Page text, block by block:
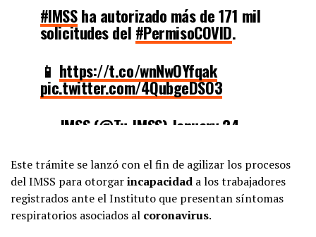
#IMSSha autorizado más de 171 mil
solicitudes del #PermisoCOVID.
📱 https://t.co/wnNwOYfqak
pic.twitter.com/4QubgeDSO3
— IMSS (@Tu_IMSS) January 24,
Este trámite se lanzó con el fin de agilizar los procesos
del IMSS para otorgarincapacidad a los trabajadores
registrados ante el Instituto que presentan síntomas
respiratorios asociados al coronavirus.